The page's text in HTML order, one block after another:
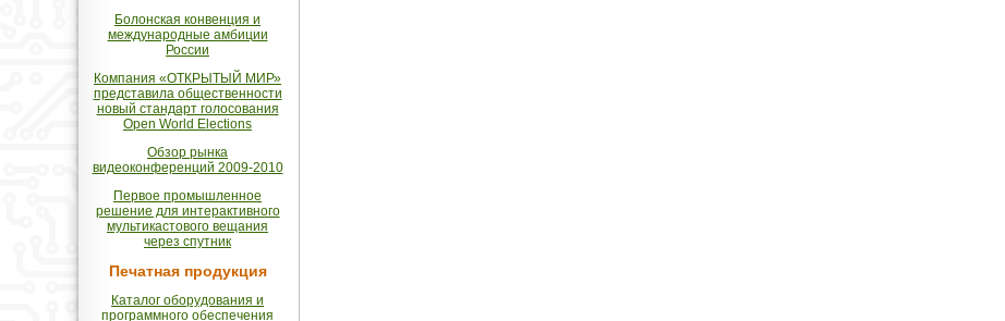
Болонская конвенция и
международные амбиции
России
Компания «ОТКРЫТЫЙ МИР»
представила общественности
новый стандарт голосования
Open World Elections
Обзор рынка
видеоконференций 2009-2010
Первое промышленное
решение для интерактивного
мультикастового вещания
через спутник
Печатная продукция
Каталог оборудования и
программного обеспечения